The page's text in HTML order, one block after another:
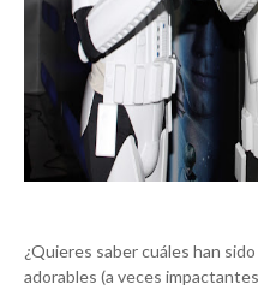
¿Quieres saber cuáles han sido
adorables (a veces